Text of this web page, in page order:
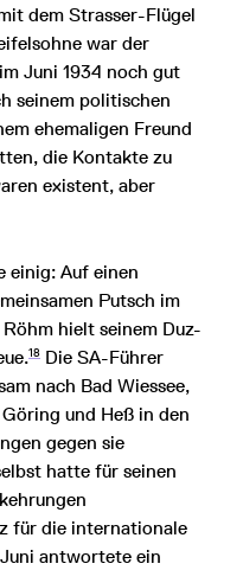
dem Strasser-Flügel
war der
Juni 1934 noch gut
seinem politischen
ehemaligen Freund
die Kontakte zu
existent, aber
einig: Auf einen
Putsch im
hielt seinem Duz-
18 Die SA-Führer
nach Bad Wiessee,
und Heß in den
gegen sie
hatte für seinen
für die internationale
antwortete ein